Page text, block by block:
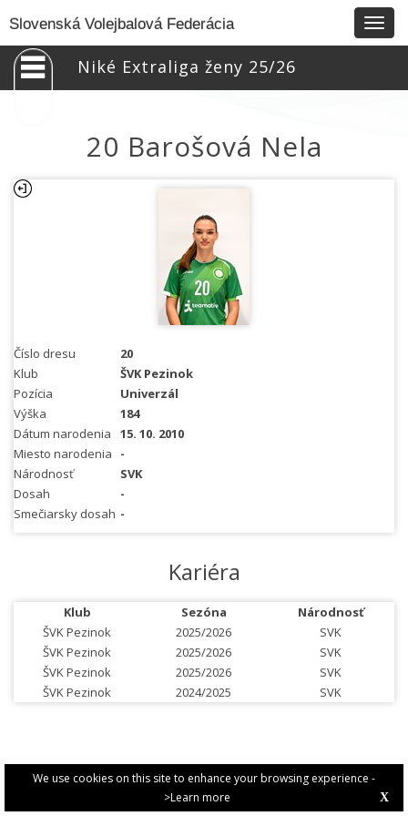
We use cookies on this site to enhance your browsing experience -
>Learn more
X
Slovenská Volejbalová Federácia
Niké Extraliga ženy 25/26
20 Barošová Nela
Číslo dresu
20
Klub
ŠVK Pezinok
Pozícia
Univerzál
Výška
184
Dátum narodenia
15. 10. 2010
Miesto narodenia
-
Národnosť
SVK
Dosah
-
Smečiarsky dosah -
Kariéra
Klub Sezóna
Národnosť
ŠVK Pezinok
2025/2026
SVK
ŠVK Pezinok
2025/2026
SVK
ŠVK Pezinok
2025/2026
SVK
ŠVK Pezinok
2024/2025 SVK